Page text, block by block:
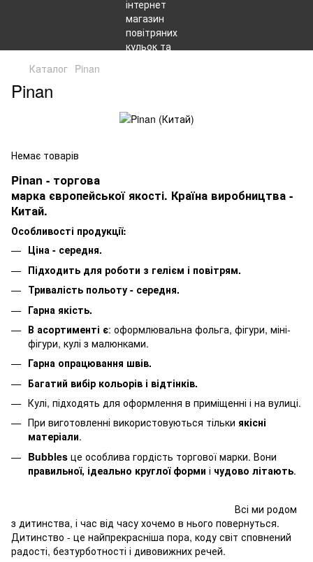
Каталог Pinan
Pinan
Немає товарів
Pinan - торгова
марка європейської якості. Країна виробництва -
Китай.
Особливості продукції:
Ціна - середня.
Підходить для роботи з гелієм і повітрям.
Тривалість польоту - середня.
Гарна якість.
В асортименті є: оформлювальна фольга, фігури, міні-
фігури, кулі з малюнками.
Гарна опрацювання швів.
Багатий вибір кольорів і відтінків.
Кулі, підходять для оформлення в приміщенні і на вулиці.
При виготовленні використовуються тільки якісні
матеріали.
Bubbles це особлива гордість торгової марки. Вони
правильної, ідеально круглої форми і чудово літають.
Всі ми родом
з дитинства, і час від часу хочемо в нього повернуться.
Дитинство - це найпрекрасніша пора, коду світ сповнений
радості, безтурботності і дивовижних речей.